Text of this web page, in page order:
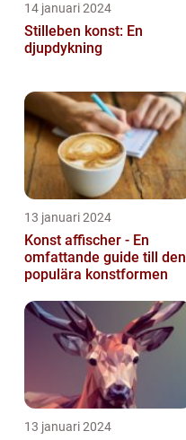
14 januari 2024
Stilleben konst: En
djupdykning
13 januari 2024
Konst affischer - En
omfattande guide till den
populära konstformen
13 januari 2024